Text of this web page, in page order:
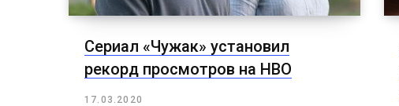
Сериал «Чужак» установил
рекорд просмотров на HBO
17.03.2020